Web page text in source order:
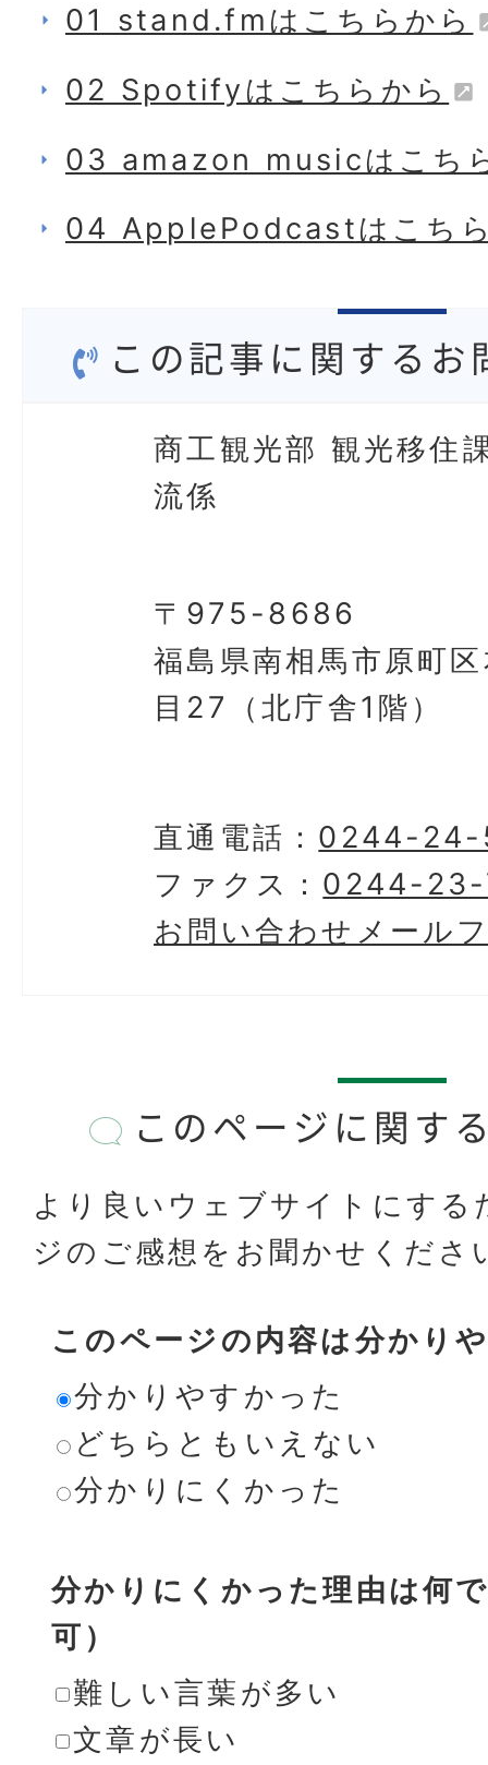
01 stand.fmはこちらから
02 Spotifyはこちらから
03 amazon musicはこち
04 ApplePodcastはこち
この記事に関するお
商工観光部 観光移住
流係
〒975-8686
福島県南相馬市原町
目27（北庁舎1階）
直通電話： 0244-
ファクス： 0244-
お問い合わせメール
このページに関す
より良いウェブサイトにする
ジのご感想をお聞かせくださ
このページの内容は分かり
分かりやすかった
どちらともいえない
分かりにくかった
分かりにくかった理由は何
可）
難しい言葉が多い
文章が長い